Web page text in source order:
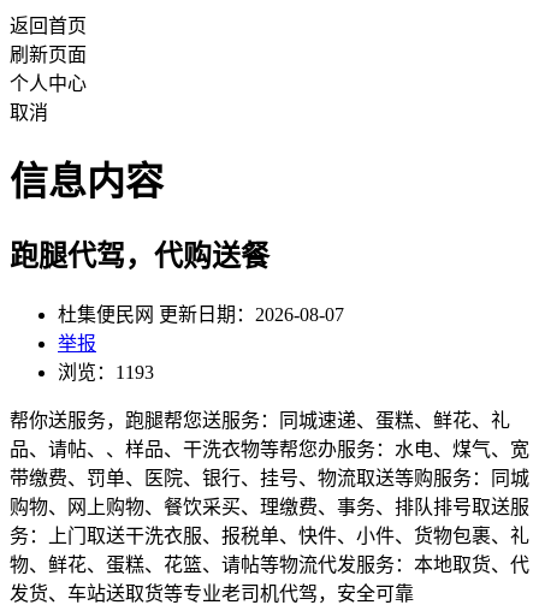
返回首页
刷新页面
个人中心
取消
信息内容
跑腿代驾，代购送餐
杜集便民网 更新日期：2026-08-07
举报
浏览：1193
帮你送服务，跑腿帮您送服务：同城速递、蛋糕、鲜花、礼
品、请帖、、样品、干洗衣物等帮您办服务：水电、煤气、宽
带缴费、罚单、医院、银行、挂号、物流取送等购服务：同城
购物、网上购物、餐饮采买、理缴费、事务、排队排号取送服
务：上门取送干洗衣服、报税单、快件、小件、货物包裹、礼
物、鲜花、蛋糕、花篮、请帖等物流代发服务：本地取货、代
发货、车站送取货等专业老司机代驾，安全可靠